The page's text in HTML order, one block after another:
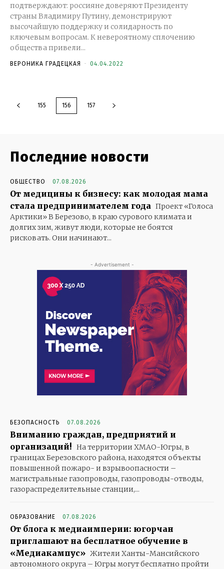
подтверждают: россияне доверяют Президенту
страны Владимиру Путину, демонстрируют
высочайшую поддержку и солидарность по
ключевым вопросам. К невероятному сплочению
общества привели...
ВЕРОНИКА ГРАДЕЦКАЯ - 04.04.2022
155 156 157
Последние новости
ОБЩЕСТВО 07.08.2026
От медицины к бизнесу: как молодая мама
стала предпринимателем года Проект «Голоса
Арктики» В Березово, в краю сурового климата и
долгих зим, живут люди, которые не боятся
рисковать. Они начинают...
- Advertisement -
БЕЗОПАСНОСТЬ 07.08.2026
Вниманию граждан, предприятий и
организаций! На территории ХМАО-Югры, в
границах Березовского района, находятся объекты
повышенной пожаро- и взрывоопасности –
магистральные газопроводы, газопроводы-отводы,
газораспределительные станции,...
ОБРАЗОВАНИЕ 07.08.2026
От блога к медиаимперии: югорчан
приглашают на бесплатное обучение в
«Медиакампус» Жители Ханты-Мансийского
автономного округа – Югры могут бесплатно пройти